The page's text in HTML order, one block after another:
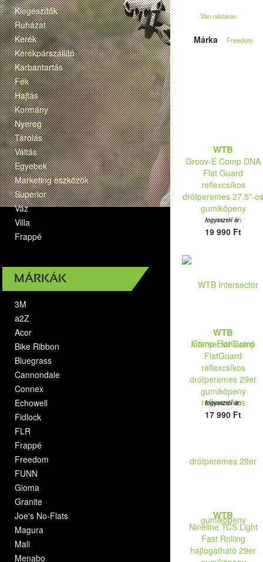
Kiegészítők
Ruházat
Kerék
Kerékpárszállító
Karbantartás
Fék
Hajtás
Kormány
Nyereg
Tárolás
Váltás
Egyebek
Marketing eszközök
Superior
Váz
Villa
Frappé
MÁRKÁK
3M
a2Z
Acor
Bike Ribbon
Bluegrass
Cannondale
Connex
Echowell
Fidlock
FLR
Frappé
Freedom
FUNN
Gioma
Granite
Joe's No-Flats
Magura
Mali
Menabo
Van raktáron
Márka Freedom
WTB
Groov-E Comp DNA
Flat Guard
reflexcsíkos
drótperemes 27,5"-os
gumiköpeny
fogyasztói ár:
19 990 Ft
WTB
Intersector Comp
FlatGuard
reflexcsíkos
drótperemes 29er
gumiköpeny
fogyasztói ár:
17 990 Ft
WTB
Nineline TCS Light
Fast Rolling
hajtogatható 29er